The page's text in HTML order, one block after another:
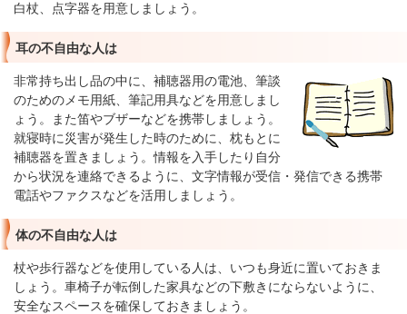
白杖、点字器を用意しましょう。
耳の不自由な人は
非常持ち出し品の中に、補聴器用の電池、筆談
のためのメモ用紙、筆記用具などを用意しまし
ょう。また笛やブザーなどを携帯しましょう。
就寝時に災害が発生した時のために、枕もとに
補聴器を置きましょう。情報を入手したり自分
から状況を連絡できるように、文字情報が受信・発信できる携帯
電話やファクスなどを活用しましょう。
体の不自由な人は
杖や歩行器などを使用している人は、いつも身近に置いておきま
しょう。車椅子が転倒した家具などの下敷きにならないように、
安全なスペースを確保しておきましょう。